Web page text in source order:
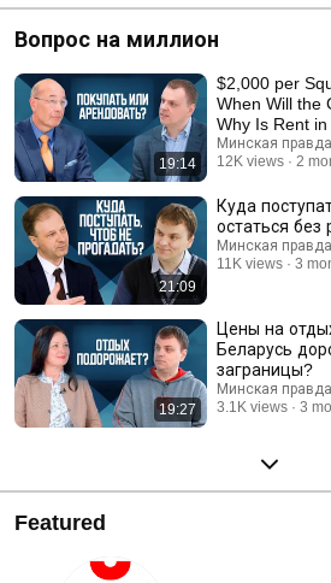
Вопрос на миллион
19:14
$2,000 per
When Will the
Why Is Rent
Records?
Минская правда
12K views
2
21:09
Куда
остаться без
Минская правда
11K views
3
19:27
Цены на
Беларусь
заграницы?
Минская правда
3.1K views
3
Featured